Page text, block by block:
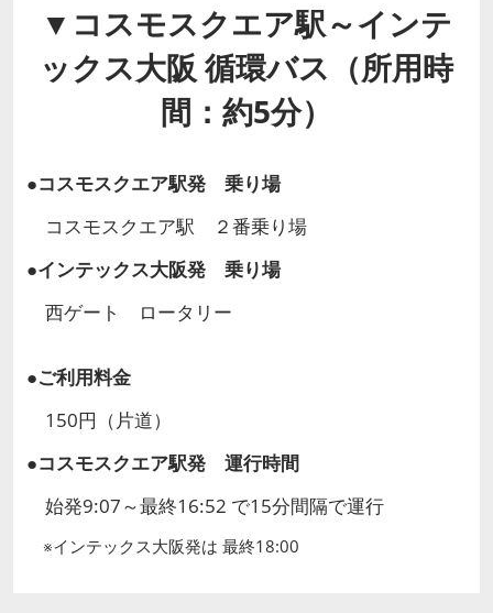
▼コスモスクエア駅～インテ
ックス大阪 循環バス（所用時
間：約5分）
●コスモスクエア駅発 乗り場
コスモスクエア駅 ２番乗り場
●インテックス大阪発 乗り場
西ゲート ロータリー
●ご利用料金
150円（片道）
●コスモスクエア駅発 運行時間
始発9:07～最終16:52 で15分間隔で運行
※インテックス大阪発は 最終18:00